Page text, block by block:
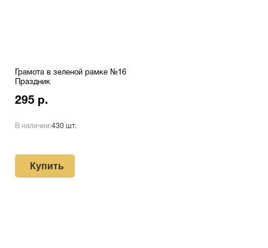
Грамота в зеленой рамке №16
Праздник
295 р.
В наличии:430 шт.
Купить